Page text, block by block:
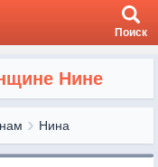
Поиск
Нине
Нина